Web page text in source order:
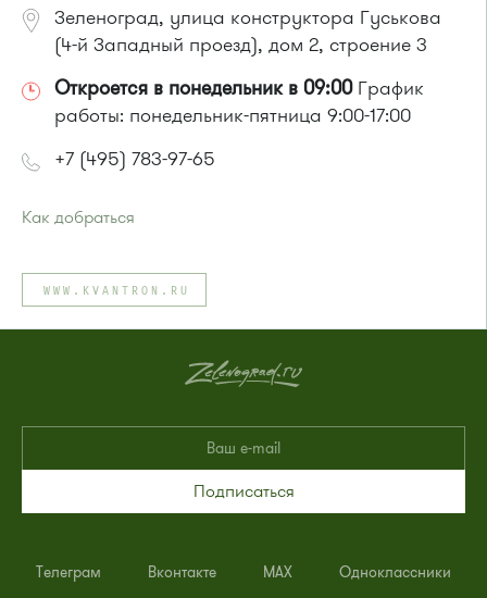
Зеленоград, улица конструктора Гуськова
(4-й Западный проезд), дом 2, строение 3
Откроется в понедельник в 09:00График
работы: понедельник-пятница 9:00-17:00
+7 (495) 783-97-65
Как добраться
Автобусы № 8, 9.
или до остановки"Поворот на Крюково"
Автобусы № 45, 312, 377.
WWW.KVANTRON.RU
Подписаться
Телеграм Вконтакте MAX Одноклассники